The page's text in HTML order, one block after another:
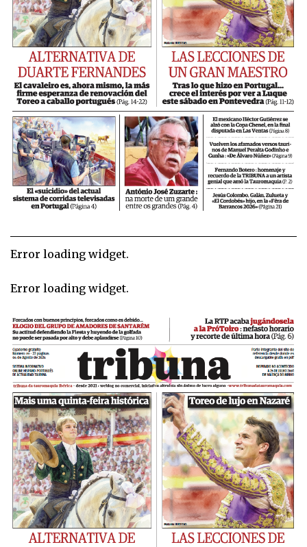
Error loading widget.
Error loading widget.